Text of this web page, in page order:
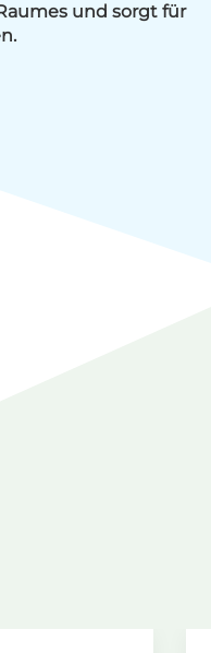
und sorgt für